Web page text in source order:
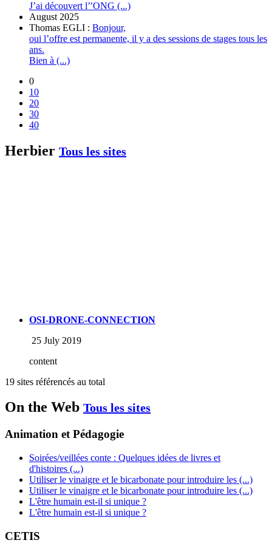
J’ai découvert l’’ONG (...)
August 2025
Thomas EGLI : Bonjour,
oui l’offre est permanente, il y a des sessions de stages tous les
ans.
Bien à (...)
0
10
20
30
40
Herbier Tous les sites
OSI-DRONE-CONNECTION
25 July 2019
content
19 sites référencés au total
On the Web Tous les sites
Animation et Pédagogie
Soirées/veillées conte : Quelques idées de livres et
d'histoires (...)
Utiliser le vinaigre et le bicarbonate pour introduire les (...)
Utiliser le vinaigre et le bicarbonate pour introduire les (...)
L'être humain est-il si unique ?
L'être humain est-il si unique ?
CETIS